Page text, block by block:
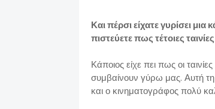
Και πέρσι είχατε γυρίσει
πιστεύετε πως τέτοιες
Κάποιος είχε πει πως οι
συμβαίνουν γύρω μας. Αυτή
και ο κινηματογράφος πολύ